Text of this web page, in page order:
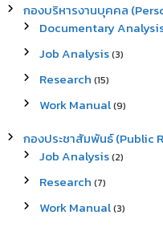
กองบริหารงานบุคคล
Documentary
Job Analysis(3)
Research (15)
Work Manual(9)
กองประชาสัมพันธ์ (Public
Job Analysis(2)
Research (7)
Work Manual(3)